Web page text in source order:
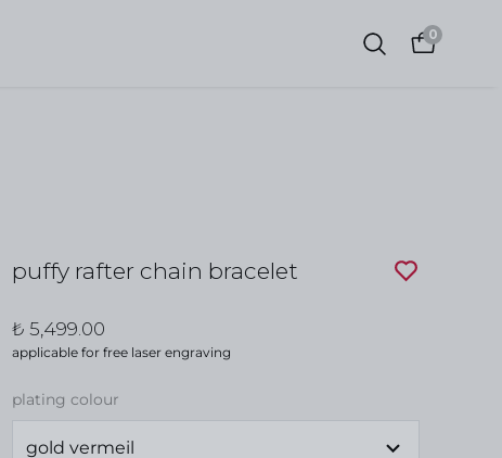
0
puffy rafter chain bracelet
₺ 5,499.00
applicable for free laser engraving
plating colour